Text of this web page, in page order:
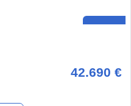
42.690 €